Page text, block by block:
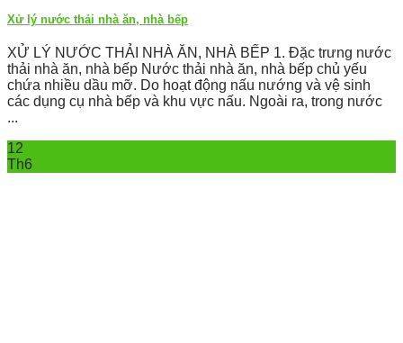
Xử lý nước thải nhà ăn, nhà bếp
XỬ LÝ NƯỚC THẢI NHÀ ĂN, NHÀ BẾP 1. Đặc trưng nước
thải nhà ăn, nhà bếp Nước thải nhà ăn, nhà bếp chủ yếu
chứa nhiều dầu mỡ. Do hoạt động nấu nướng và vệ sinh
các dụng cụ nhà bếp và khu vực nấu. Ngoài ra, trong nước
...
12
Th6